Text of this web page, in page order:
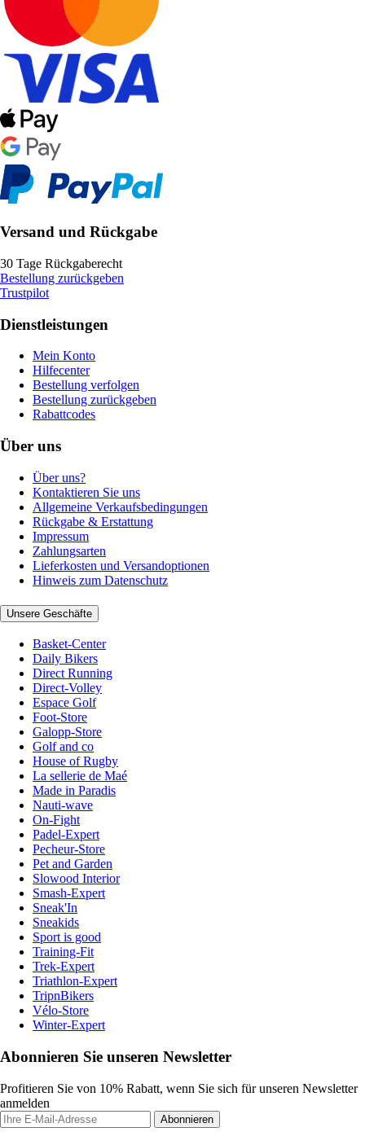
Versand und Rückgabe
30 Tage Rückgaberecht
Bestellung zurückgeben
Trustpilot
Dienstleistungen
Mein Konto
Hilfecenter
Bestellung verfolgen
Bestellung zurückgeben
Rabattcodes
Über uns
Über uns?
Kontaktieren Sie uns
Allgemeine Verkaufsbedingungen
Rückgabe & Erstattung
Impressum
Zahlungsarten
Lieferkosten und Versandoptionen
Hinweis zum Datenschutz
Unsere Geschäfte
Basket-Center
Daily Bikers
Direct Running
Direct-Volley
Espace Golf
Foot-Store
Galopp-Store
Golf and co
House of Rugby
La sellerie de Maé
Made in Paradis
Nauti-wave
On-Fight
Padel-Expert
Pecheur-Store
Pet and Garden
Slowood Interior
Smash-Expert
Sneak'In
Sneakids
Sport is good
Training-Fit
Trek-Expert
Triathlon-Expert
TripnBikers
Vélo-Store
Winter-Expert
Abonnieren Sie unseren Newsletter
Profitieren Sie von 10% Rabatt, wenn Sie sich für unseren Newsletter
anmelden
Abonnieren